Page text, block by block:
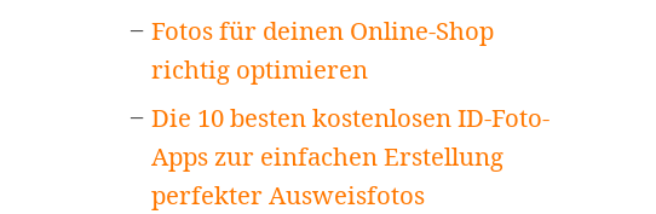
Fotos für deinen Online-Shop
richtig optimieren
Die 10 besten kostenlosen ID-Foto-
Apps zur einfachen Erstellung
perfekter Ausweisfotos